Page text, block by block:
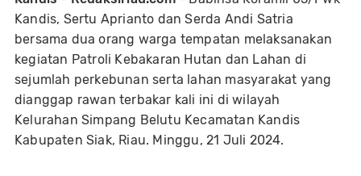
Kandis, Sertu Aprianto dan Serda Andi Satria
bersama dua orang warga tempatan melaksanakan
kegiatan Patroli Kebakaran Hutan dan Lahan di
sejumlah perkebunan serta lahan masyarakat yang
dianggap rawan terbakar kali ini di wilayah
Kelurahan Simpang Belutu Kecamatan Kandis
Kabupaten Siak, Riau. Minggu, 21 Juli 2024.